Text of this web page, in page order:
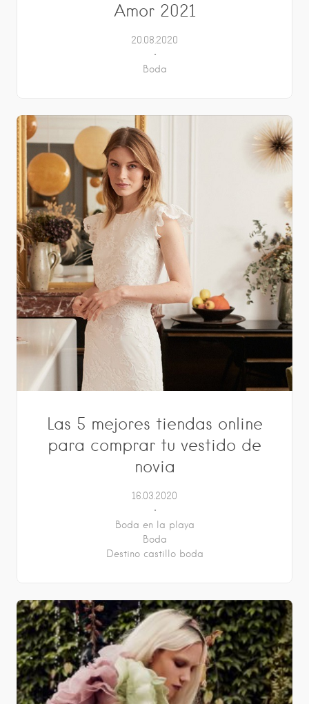
Amor 2021
20.08.2020
Boda
Las 5 mejores tiendas online
para comprar tu vestido de
novia
16.03.2020
Boda en la playa
Boda
Destino castillo boda